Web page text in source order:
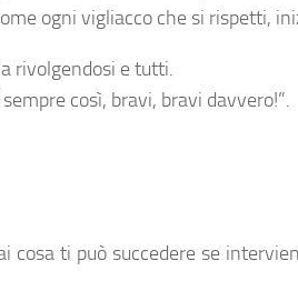
ogni vigliacco che si rispetti,
rivolgendosi e tutti.
così, bravi, bravi davvero!”.
cosa ti può succedere se